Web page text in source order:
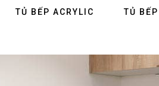
TỦ BẾP ACRYLIC TỦ